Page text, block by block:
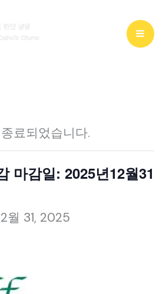
료되었습니다.
마감일: 2025년12월31
월 31, 2025